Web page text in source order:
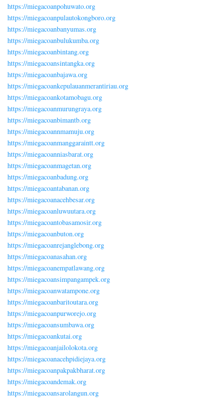
https://miegacoanpohuwato.org
https://miegacoanpulautokongboro.org
https://miegacoanbanyumas.org
https://miegacoanbulukumba.org
https://miegacoanbintang.org
https://miegacoansintangka.org
https://miegacoanbajawa.org
https://miegacoankepulauanmerantiriau.org
https://miegacoankotamobagu.org
https://miegacoanmurungraya.org
https://miegacoanbimantb.org
https://miegacoannmamuju.org
https://miegacoanmanggaraintt.org
https://miegacoanniasbarat.org
https://miegacoanmagetan.org
https://miegacoanbadung.org
https://miegacoantabanan.org
https://miegacoanacehbesar.org
https://miegacoanluwuutara.org
https://miegacoantobasamosir.org
https://miegacoanbuton.org
https://miegacoanrejanglebong.org
https://miegacoanasahan.org
https://miegacoanempatlawang.org
https://miegacoansimpangampek.org
https://miegacoanwatampone.org
https://miegacoanbaritoutara.org
https://miegacoanpurworejo.org
https://miegacoansumbawa.org
https://miegacoankutai.org
https://miegacoanjailolokota.org
https://miegacoanacehpidiejaya.org
https://miegacoanpakpakbharat.org
https://miegacoandemak.org
https://miegacoansarolangun.org